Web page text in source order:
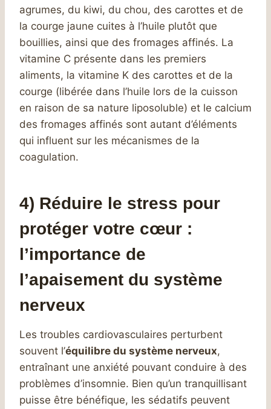
agrumes, du kiwi, du chou, des carottes et de
la courge jaune cuites à l’huile plutôt que
bouillies, ainsi que des fromages affinés. La
vitamine C présente dans les premiers
aliments, la vitamine K des carottes et de la
courge (libérée dans l’huile lors de la cuisson
en raison de sa nature liposoluble) et le calcium
des fromages affinés sont autant d’éléments
qui influent sur les mécanismes de la
coagulation.
4) Réduire le stress pour
protéger votre cœur :
l’importance de
l’apaisement du système
nerveux
Les troubles cardiovasculaires perturbent
souvent l’équilibre du système nerveux,
entraînant une anxiété pouvant conduire à des
problèmes d’insomnie. Bien qu’un tranquillisant
puisse être bénéfique, les sédatifs peuvent